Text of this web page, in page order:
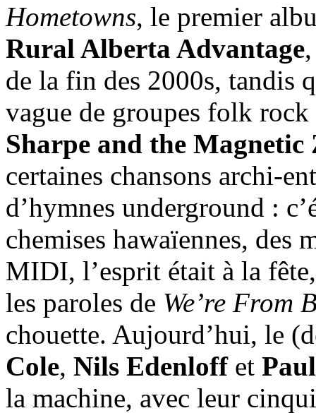
Hometowns, le premier
Rural Alberta Advantage
de la fin des 2000s, tandis
vague de groupes folk rock
Sharpe and the Magnetic
certaines chansons archi-
d’hymnes underground :
chemises hawaïennes, des
MIDI, l’esprit était à la
les paroles de We’re From
chouette. Aujourd’hui, le
Cole, Nils Edenloffet
la machine, avec leur